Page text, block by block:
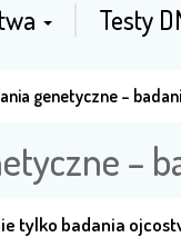
Testy
genetyczne –
–
tylko badania